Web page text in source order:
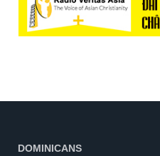
DOMINICANS